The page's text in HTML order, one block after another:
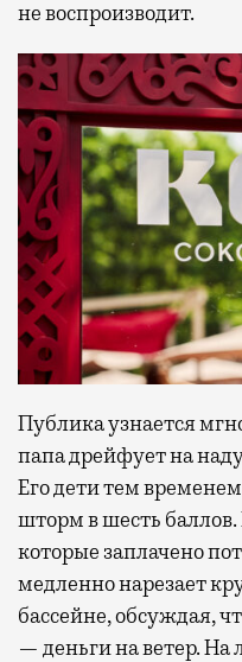
не воспроизводит.
Публика узнается
папа дрейфует на
Его дети тем
шторм в шесть
которые заплачено
медленно нарезает
бассейне, обсуждая,
— деньги на ветер. На